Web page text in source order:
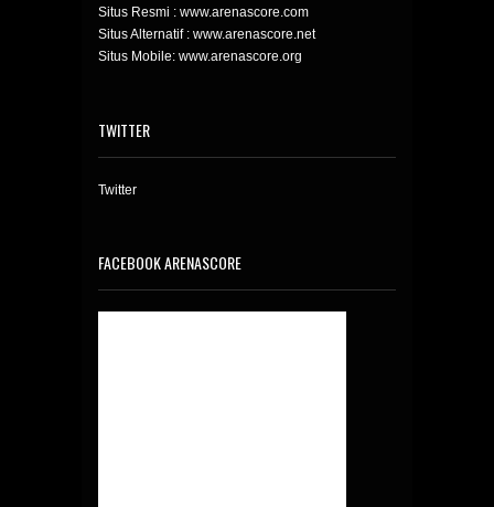
Situs Resmi : www.arenascore.com
Situs Alternatif : www.arenascore.net
Situs Mobile: www.arenascore.org
TWITTER
Twitter
FACEBOOK ARENASCORE